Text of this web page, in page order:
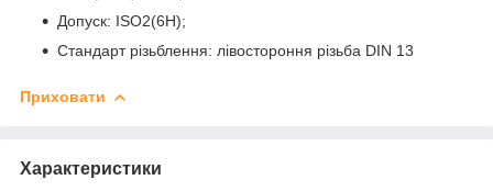
Допуск: ISO2(6H);
Стандарт різьблення: лівостороння різьба DIN 13
Приховати
Характеристики